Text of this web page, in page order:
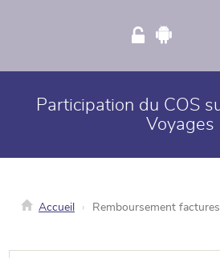
Participation du COS
Voyages
Accueil Remboursement factures